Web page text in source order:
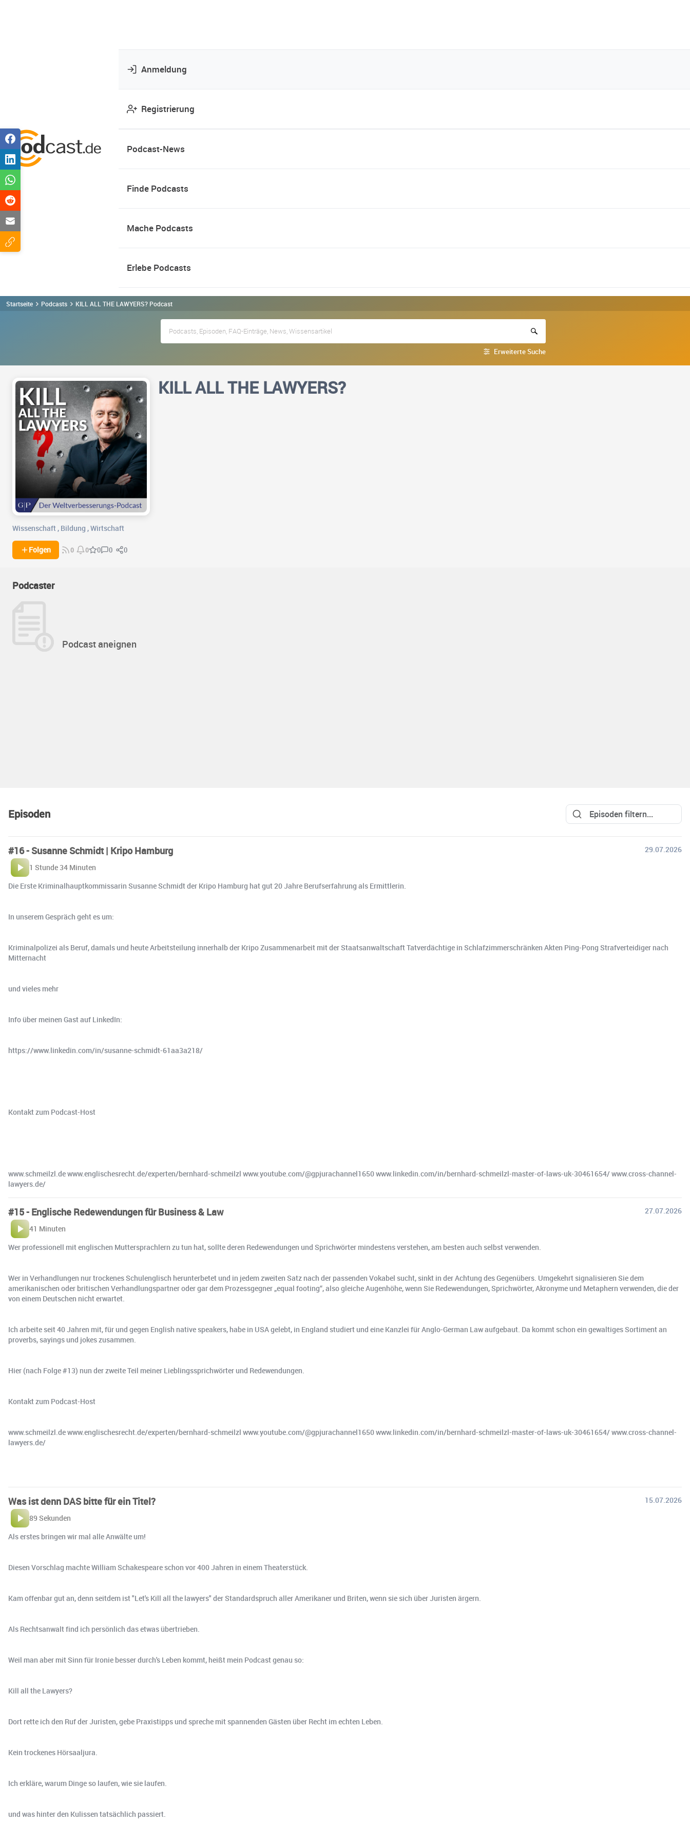
Anmeldung
Registrierung
Podcast-News
Finde Podcasts
Mache Podcasts
Erlebe Podcasts
Startseite Podcasts KILL ALL THE LAWYERS? Podcast
Erweiterte Suche
KILL ALL THE LAWYERS?
Wissenschaft , Bildung ,Wirtschaft
Folgen 0 0 0 0 0
Podcaster
Podcast aneignen
Episoden
#16 - Susanne Schmidt | Kripo Hamburg
29.07.2026
1 Stunde 34 Minuten
Die Erste Kriminalhauptkommissarin Susanne Schmidt der Kripo Hamburg hat gut 20 Jahre Berufserfahrung als Ermittlerin.
In unserem Gespräch geht es um:
Kriminalpolizei als Beruf, damals und heute Arbeitsteilung innerhalb der Kripo Zusammenarbeit mit der Staatsanwaltschaft Tatverdächtige in Schlafzimmerschränken Akten Ping-Pong Strafverteidiger nach
Mitternacht
und vieles mehr
Info über meinen Gast auf LinkedIn:
https://www.linkedin.com/in/susanne-schmidt-61aa3a218/
Kontakt zum Podcast-Host
www.schmeilzl.de www.englischesrecht.de/experten/bernhard-schmeilzl www.youtube.com/@gpjurachannel1650 www.linkedin.com/in/bernhard-schmeilzl-master-of-laws-uk-30461654/ www.cross-channel-
lawyers.de/
#15 - Englische Redewendungen für Business & Law
27.07.2026
41 Minuten
Wer professionell mit englischen Muttersprachlern zu tun hat, sollte deren Redewendungen und Sprichwörter mindestens verstehen, am besten auch selbst verwenden.
Wer in Verhandlungen nur trockenes Schulenglisch herunterbetet und in jedem zweiten Satz nach der passenden Vokabel sucht, sinkt in der Achtung des Gegenübers. Umgekehrt signalisieren Sie dem
amerikanischen oder britischen Verhandlungspartner oder gar dem Prozessgegner „equal footing“, also gleiche Augenhöhe, wenn Sie Redewendungen, Sprichwörter, Akronyme und Metaphern verwenden, die der
von einem Deutschen nicht erwartet.
Ich arbeite seit 40 Jahren mit, für und gegen English native speakers, habe in USA gelebt, in England studiert und eine Kanzlei für Anglo-German Law aufgebaut. Da kommt schon ein gewaltiges Sortiment an
proverbs, sayings und jokes zusammen.
Hier (nach Folge #13) nun der zweite Teil meiner Lieblingssprichwörter und Redewendungen.
Kontakt zum Podcast-Host
www.schmeilzl.de www.englischesrecht.de/experten/bernhard-schmeilzl www.youtube.com/@gpjurachannel1650 www.linkedin.com/in/bernhard-schmeilzl-master-of-laws-uk-30461654/ www.cross-channel-
lawyers.de/
Was ist denn DAS bitte für ein Titel?
15.07.2026
89 Sekunden
Als erstes bringen wir mal alle Anwälte um!
Diesen Vorschlag machte William Schakespeare schon vor 400 Jahren in einem Theaterstück.
Kam offenbar gut an, denn seitdem ist "Let's Kill all the lawyers" der Standardspruch aller Amerikaner und Briten, wenn sie sich über Juristen ärgern.
Als Rechtsanwalt find ich persönlich das etwas übertrieben.
Weil man aber mit Sinn für Ironie besser durch's Leben kommt, heißt mein Podcast genau so:
Kill all the Lawyers?
Dort rette ich den Ruf der Juristen, gebe Praxistipps und spreche mit spannenden Gästen über Recht im echten Leben.
Kein trockenes Hörsaaljura.
Ich erkläre, warum Dinge so laufen, wie sie laufen.
und was hinter den Kulissen tatsächlich passiert.